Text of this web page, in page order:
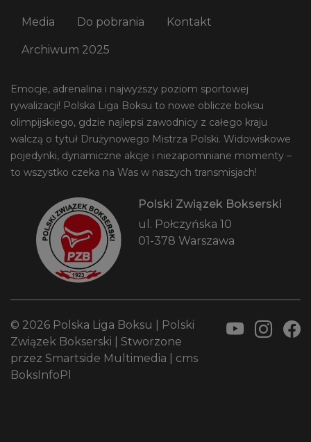
Media Do pobrania Kontakt
Archiwum 2025
Emocje, adrenalina i najwyższy poziom sportowej
rywalizacji! Polska Liga Boksu to nowe oblicze boksu
olimpijskiego, gdzie najlepsi zawodnicy z całego kraju
walczą o tytuł Drużynowego Mistrza Polski. Widowiskowe
pojedynki, dynamiczne akcje i niezapomniane momenty –
to wszystko czeka na Was w naszych transmisjach!
Polski Związek Bokserski
ul. Połczyńska 10
01-378 Warszawa
© 2026 Polska Liga Boksu |
Polski
Związek Bokserski | Stworzone
przez Smartside Multimedia
cms
BoksInfoPl